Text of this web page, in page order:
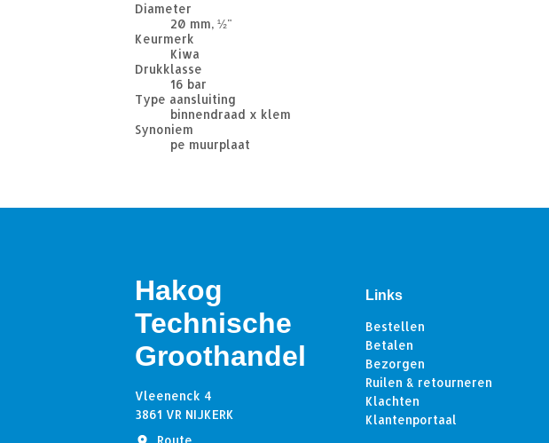
Diameter
20 mm, ½"
Keurmerk
Kiwa
Drukklasse
16 bar
Type aansluiting
binnendraad x klem
Synoniem
pe muurplaat
Hakog
Technische
Groothandel
Vleenenck 4
3861 VR NIJKERK
Links
Bestellen
Betalen
Bezorgen
Ruilen & retourneren
Klachten
Klantenportaal